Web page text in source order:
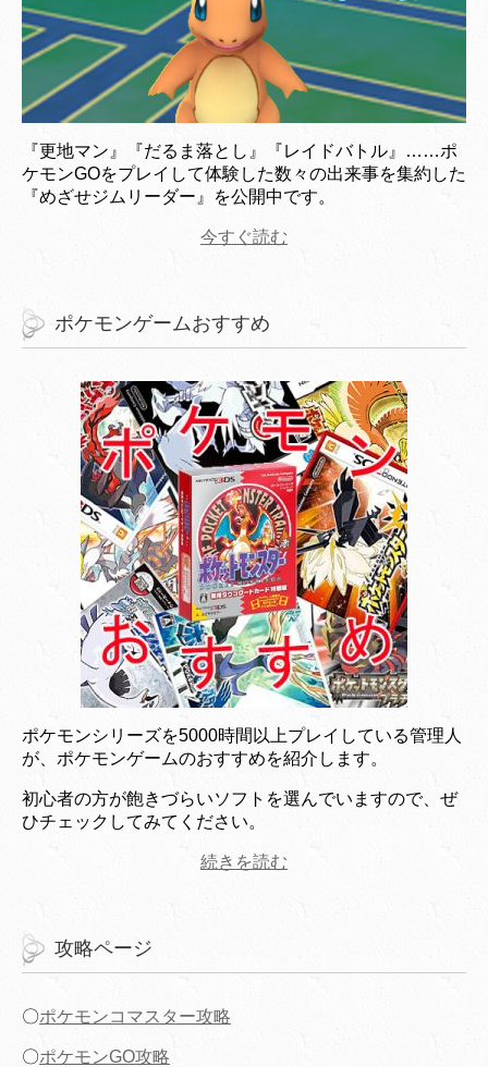
『更地マン』『だるま落とし』『レイドバトル』……ポ
ケモンGOをプレイして体験した数々の出来事を集約した
『めざせジムリーダー』を公開中です。
今すぐ読む
ポケモンゲームおすすめ
ポケモンシリーズを5000時間以上プレイしている管理人
が、ポケモンゲームのおすすめを紹介します。
初心者の方が飽きづらいソフトを選んでいますので、ぜ
ひチェックしてみてください。
続きを読む
攻略ページ
〇ポケモンコマスター攻略
〇ポケモンGO攻略